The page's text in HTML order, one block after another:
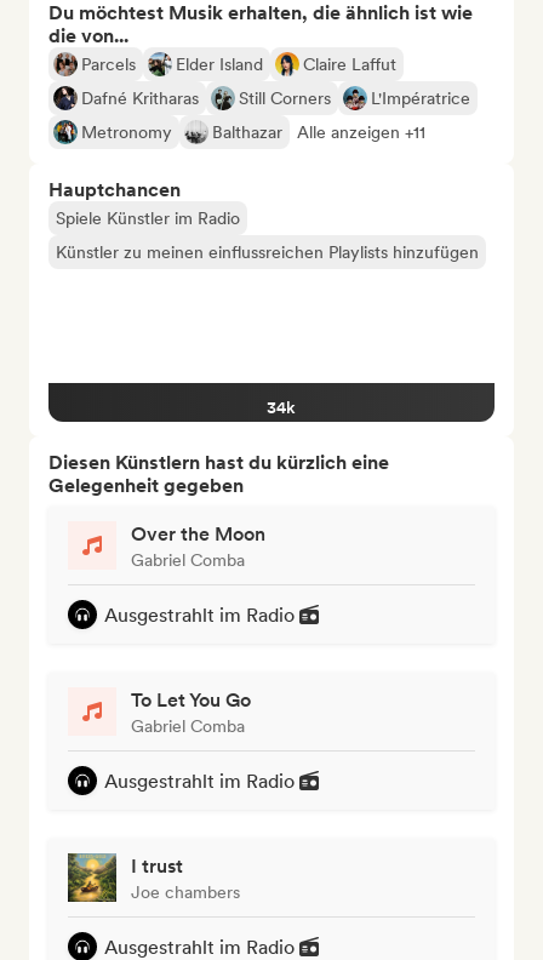
Du möchtest Musik erhalten, die ähnlich ist wie
die von...
Parcels Elder Island
Claire Laffut
Dafné Kritharas
Still Corners
L'Impératrice
Metronomy
Balthazar Alle anzeigen +11
Hauptchancen
Spiele Künstler im Radio
Künstler zu meinen einflussreichen Playlists hinzufügen
34k
Diesen Künstlern hast du kürzlich eine
Gelegenheit gegeben
Over the Moon
Gabriel Comba
Ausgestrahlt im Radio
To Let You Go
Gabriel Comba
Ausgestrahlt im Radio
I trust
Joe chambers
Ausgestrahlt im Radio